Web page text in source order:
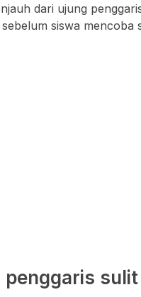
dari ujung
siswa mencoba
penggaris